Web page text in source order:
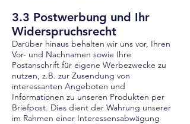
3.3 Postwerbung und Ihr
Widerspruchsrecht
Darüber hinaus behalten wir uns vor, Ihren
Vor- und Nachnamen sowie Ihre
Postanschrift für eigene Werbezwecke zu
nutzen, z.B. zur Zusendung von
interessanten Angeboten und
Informationen zu unseren Produkten per
Briefpost. Dies dient der Wahrung unserer
im Rahmen einer Interessensabwägung